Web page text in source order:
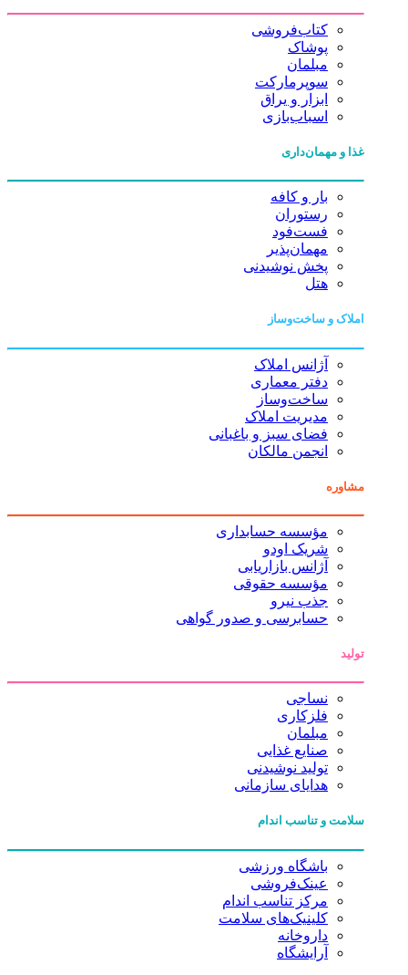
کتاب‌فروشی
پوشاک
مبلمان
سوپرمارکت
ابزار و یراق
اسباب‌بازی
غذا و مهمان‌داری
بار و کافه
رستوران
فست‌فود
مهمان‌پذیر
پخش نوشیدنی
هتل
املاک و ساخت‌وساز
آژانس املاک
دفتر معماری
ساخت‌وساز
مدیریت املاک
فضای سبز و باغبانی
انجمن مالکان
مشاوره
مؤسسه حسابداری
شریک اودو
آژانس بازاریابی
مؤسسه حقوقی
جذب نیرو
حسابرسی و صدور گواهی
تولید
نساجی
فلزکاری
مبلمان
صنایع غذایی
تولید نوشیدنی
هدایای سازمانی
سلامت و تناسب اندام
باشگاه ورزشی
عینک‌فروشی
مرکز تناسب اندام
کلینیک‌های سلامت
داروخانه
آرایشگاه